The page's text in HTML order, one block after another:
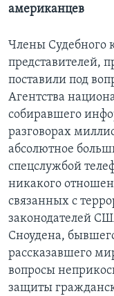
американцев
Члены Судебного
представителей,
поставили под
Агентства
собиравшего
разговорах
абсолютное
спецслужбой
никакого
связанных с
законодателей
Сноудена,
рассказавшего
вопросы
защиты